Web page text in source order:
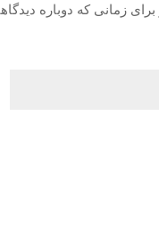
زمانی که دوباره